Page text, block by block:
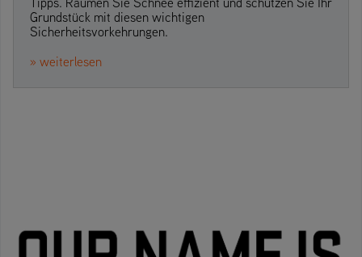
Grundstück mit diesen wichtigen
Sicherheitsvorkehrungen.
» weiterlesen